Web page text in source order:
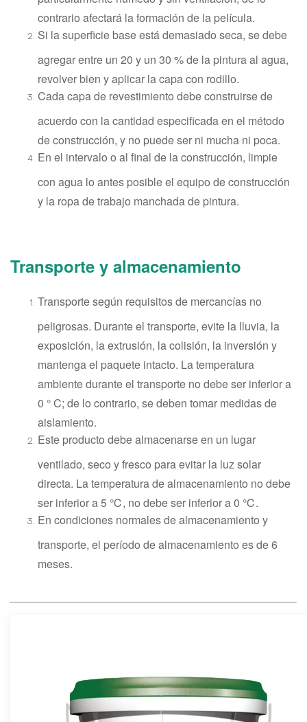
contrario afectará la formación de la película.
Si la superficie base está demasiado seca, se debe
agregar entre un 20 y un 30 % de la pintura al agua,
revolver bien y aplicar la capa con rodillo.
Cada capa de revestimiento debe construirse de
acuerdo con la cantidad especificada en el método
de construcción, y no puede ser ni mucha ni poca.
En el intervalo o al final de la construcción, limpie
con agua lo antes posible el equipo de construcción
y la ropa de trabajo manchada de pintura.
Transporte y almacenamiento
Transporte según requisitos de mercancías no
peligrosas. Durante el transporte, evite la lluvia, la
exposición, la extrusión, la colisión, la inversión y
mantenga el paquete intacto. La temperatura
ambiente durante el transporte no debe ser inferior a
0 ° C; de lo contrario, se deben tomar medidas de
aislamiento.
Este producto debe almacenarse en un lugar
ventilado, seco y fresco para evitar la luz solar
directa. La temperatura de almacenamiento no debe
ser inferior a 5 ℃, no debe ser inferior a 0 ℃.
En condiciones normales de almacenamiento y
transporte, el período de almacenamiento es de 6